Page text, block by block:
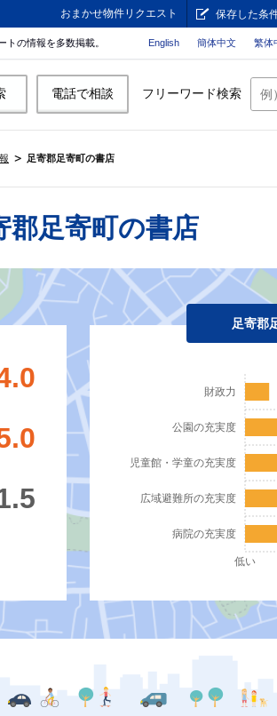
おまかせ物件リクエスト 保存した条
の情報を多数掲載。 English 簡体中文 繁体
電話で相談 フリーワード検索
足寄郡足寄町の書店
郡足寄町の書店
足寄郡
病院の充実度
広域避難所の充実度
児童館・学童の充実度
公園の充実度
財政力
低い